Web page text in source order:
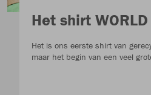
Het shirt WORLD
Het is ons eerste shirt van
maar het begin van een veel